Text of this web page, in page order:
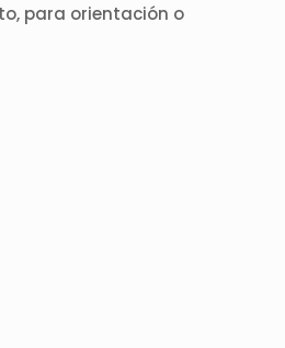
para orientación o